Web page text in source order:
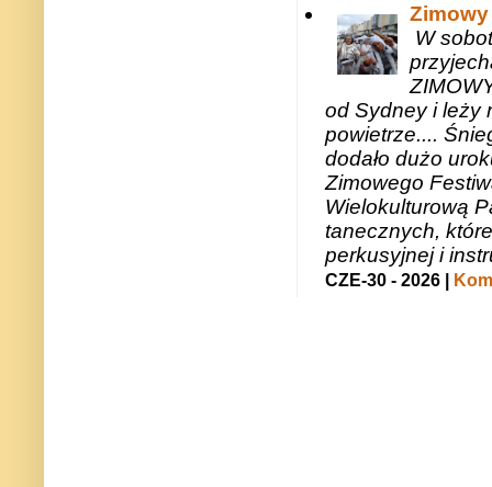
W
od Sydney i leży
powietrze....
dodało dużo
Zimowego
Wielokulturową
tanecznych,
perkusyjnej i
CZE-30 - 2026 |